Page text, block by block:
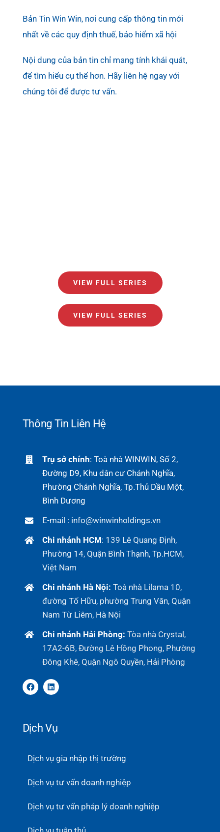
Bản Tin Win Win, nơi cung cấp thông tin mới
nhất về các quy định thuế, bảo hiểm xã hội
Nội dung của bản tin chỉ mang tính khái quát,
để tìm hiểu cụ thể hơn. Hãy liên hệ ngay với
chúng tôi để được tư vấn.
VIEW FULL SERIES
VIEW FULL SERIES
Thông Tin Liên Hệ
Trụ sở chính: Toà nhà WINWIN, Số 2,
Đường D9, Khu dân cư Chánh Nghĩa,
Phường Chánh Nghĩa, Tp.Thủ Dầu Một,
Bình Dương
E-mail : info@winwinholdings.vn
Chi nhánh HCM: 139 Lê Quang Định,
Phường 14, Quận Bình Thạnh, Tp.HCM,
Việt Nam
Chi nhánh Hà Nội: Toà nhà Lilama 10,
đường Tố Hữu, phường Trung Văn, Quận
Nam Từ Liêm, Hà Nội
Chi nhánh Hải Phòng: Tòa nhà Crystal,
17A2-6B, Đường Lê Hồng Phong, Phường
Đông Khê, Quận Ngô Quyền, Hải Phòng
Dịch Vụ
Dịch vụ gia nhập thị trường
Dịch vụ tư vấn doanh nghiệp
Dịch vụ tư vấn pháp lý doanh nghiệp